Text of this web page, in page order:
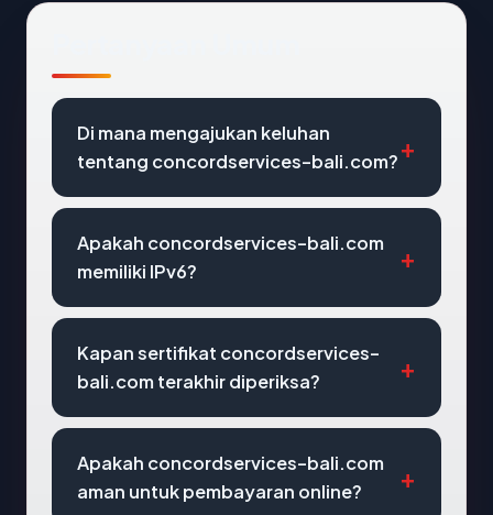
Di mana mengajukan keluhan
tentang concordservices-bali.com?
Apakah concordservices-bali.com
memiliki IPv6?
Kapan sertifikat concordservices-
bali.com terakhir diperiksa?
Apakah concordservices-bali.com
aman untuk pembayaran online?